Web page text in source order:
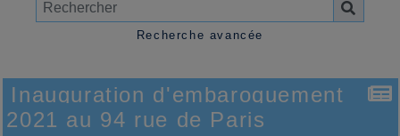
Recherche avancée
Inauguration d'embaroquement
2021 au 94 rue de Paris